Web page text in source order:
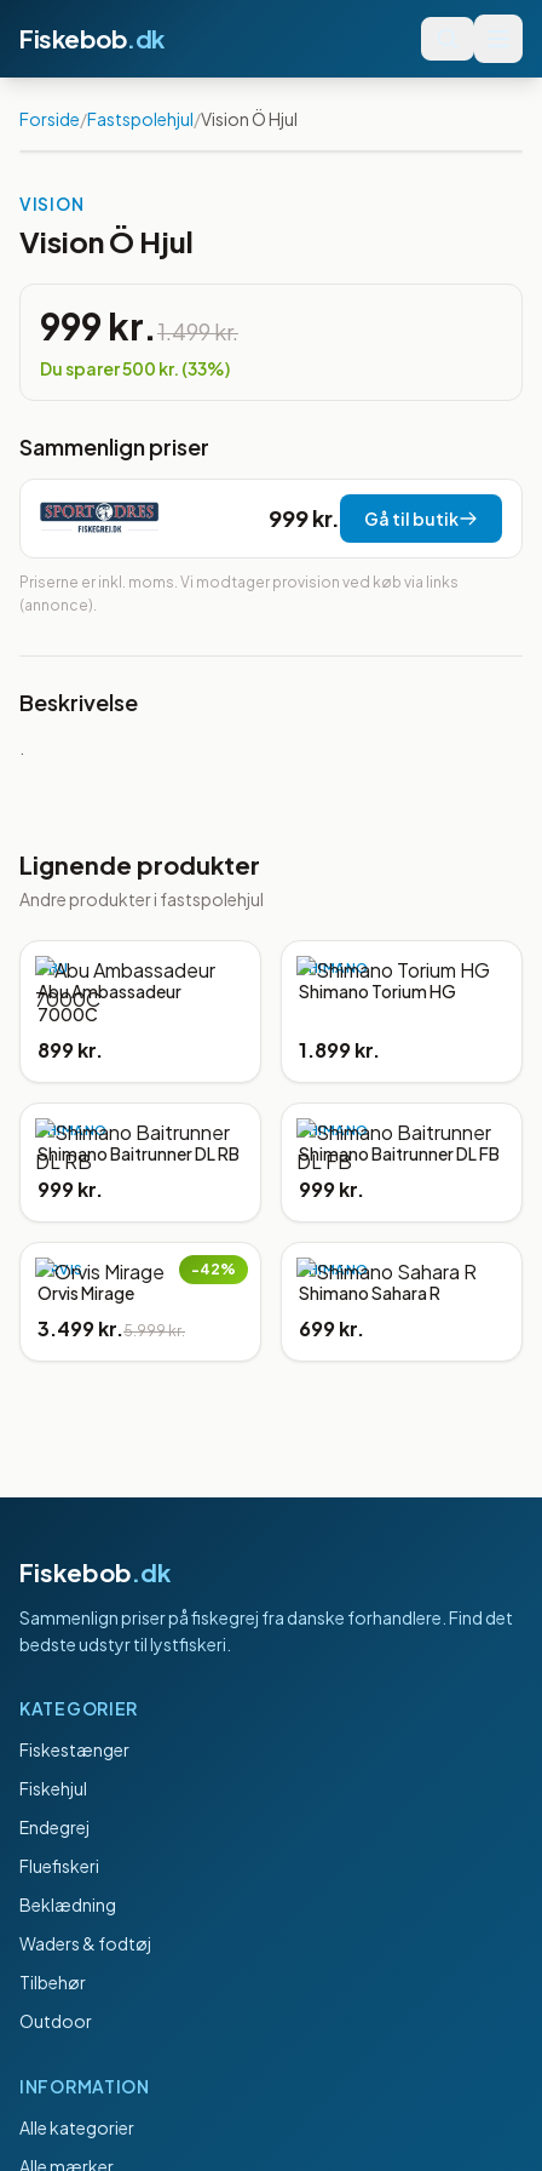
Fiskebob.dk
Forside/Fastspolehjul/Vision Ö Hjul
VISION
Vision Ö Hjul
999 kr.1.499 kr.
Du sparer500 kr. (33%)
Sammenlign priser
999 kr. Gå til butik
Priserne er inkl. moms. Vi modtager provision ved køb via links
(annonce).
Beskrivelse
Lignende produkter
Andre produkter i fastspolehjul
ABU
Abu Ambassadeur
7000C
899 kr.
SHIMANO
Shimano Torium HG
1.899 kr.
SHIMANO
Shimano Baitrunner DL RB
999 kr.
SHIMANO
Shimano Baitrunner DL FB
999 kr.
−42%
ORVIS
Orvis Mirage
3.499 kr.5.999 kr.
SHIMANO
Shimano Sahara R
699 kr.
Fiskebob.dk
Sammenlign priser på fiskegrej fra danske forhandlere. Find det
bedste udstyr til lystfiskeri.
KATEGORIER
Fiskestænger
Fiskehjul
Endegrej
Fluefiskeri
Beklædning
Waders & fodtøj
Tilbehør
Outdoor
INFORMATION
Alle kategorier
Alle mærker